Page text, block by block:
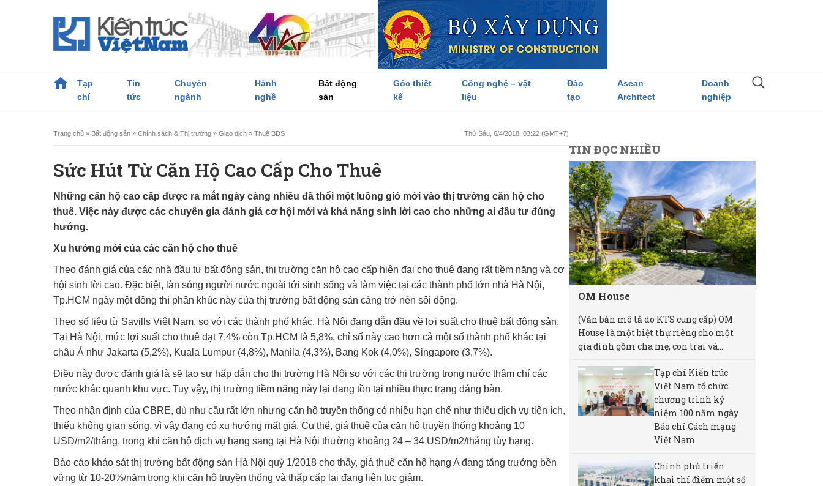
Tạp
chí
Tin
tức
Chuyên
ngành
Hành
nghề
Bất động
sản
Góc thiết
kế
Công nghệ – vật
liệu
Đào
tạo
Asean
Architect
Doanh
nghiệp
Trang chủ » Bất động sản » Chính sách & Thị trường » Giao dịch » Thuê BĐS Thứ Sáu, 6/4/2018, 03:22 (GMT+7)
Sức Hút Từ Căn Hộ Cao Cấp Cho Thuê
Những căn hộ cao cấp được ra mắt ngày càng nhiều đã thổi một luồng gió mới vào thị trường căn hộ cho
thuê. Việc này được các chuyên gia đánh giá cơ hội mới và khả năng sinh lời cao cho những ai đầu tư đúng
hướng.
Xu hướng mới của các căn hộ cho thuê
Theo đánh giá của các nhà đầu tư bất động sản, thị trường căn hộ cao cấp hiện đại cho thuê đang rất tiềm năng và cơ
hội sinh lời cao. Đặc biệt, làn sóng người nước ngoài tới sinh sống và làm việc tại các thành phố lớn nhà Hà Nội,
Tp.HCM ngày một đông thì phân khúc này của thị trường bất động sản càng trở nên sôi động.
Theo số liệu từ Savills Việt Nam, so với các thành phố khác, Hà Nội đang dẫn đầu về lợi suất cho thuê bất động sản.
Tại Hà Nội, mức lợi suất cho thuê đạt 7,4% còn Tp.HCM là 5,8%, chỉ số này cao hơn cả một số thành phố khác tại
châu Á như Jakarta (5,2%), Kuala Lumpur (4,8%), Manila (4,3%), Bang Kok (4,0%), Singapore (3,7%).
Điều này được đánh giá là sẽ tạo sự hấp dẫn cho thị trường Hà Nội so với các thị trường trong nước thậm chí các
nước khác quanh khu vực. Tuy vậy, thị trường tiềm năng này lại đang tồn tại nhiều thực trạng đáng bàn.
Theo nhận định của CBRE, dù nhu cầu rất lớn nhưng căn hộ truyền thống có nhiều hạn chế như thiếu dịch vụ tiện ích,
thiếu không gian sống, vì vậy đang có xu hướng mất giá. Cụ thể, giá thuê của căn hộ truyền thống khoảng 10
USD/m2/tháng, trong khi căn hộ dịch vụ hạng sang tại Hà Nội thường khoảng 24 – 34 USD/m2/tháng tùy hạng.
Báo cáo khảo sát thị trường bất động sản Hà Nội quý 1/2018 cho thấy, giá thuê căn hộ hạng A đang tăng trưởng bền
vững từ 10-20%/năm trong khi căn hộ truyền thống và thấp cấp lại đang liên tục giảm.
TIN ĐỌC NHIỀU
OM House
(Văn bản mô tả do KTS cung cấp) OM
House là một biệt thự riêng cho một
gia đình gồm cha mẹ, con trai và...
Tạp chí Kiến trúc
Việt Nam tổ chức
chương trình kỷ
niệm 100 năm ngày
Báo chí Cách mạng
Việt Nam
Chính phủ triển
khai thí điểm một số